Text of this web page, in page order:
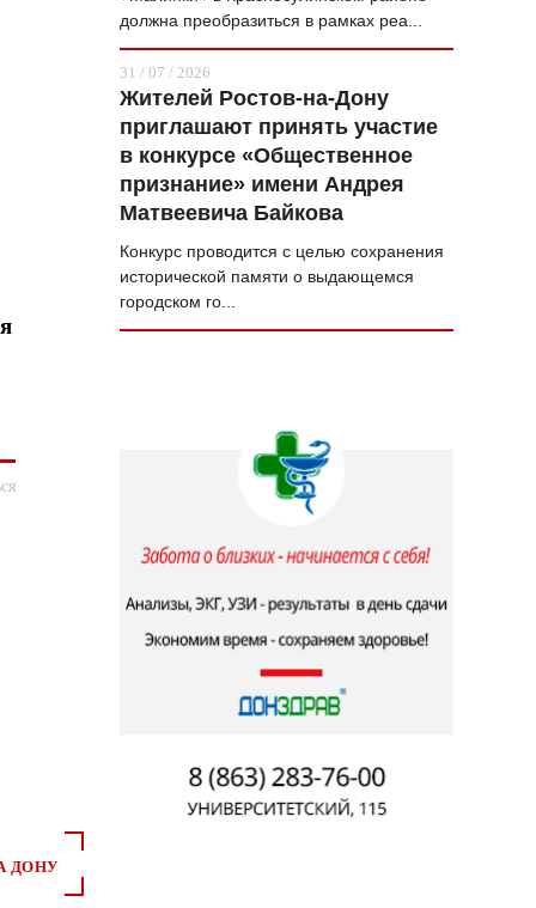
ДОНУ
должна преобразиться в рамках реа...
31 / 07 / 2026
Жителей Ростов-на-Дону
приглашают принять участие
в конкурсе «Общественное
признание» имени Андрея
Матвеевича Байкова
Конкурс проводится с целью сохранения
исторической памяти о выдающемся
городском го...